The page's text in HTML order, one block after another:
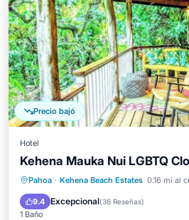
Precio bajó
Hotel
Kehena Mauka Nui LGBTQ
Pahoa · Kehena Beach Estates 0.16 mi al
9.4 Excepcional(36 Reseñas)
1 Baño
Desayuno Aparcamiento
Vista al mar